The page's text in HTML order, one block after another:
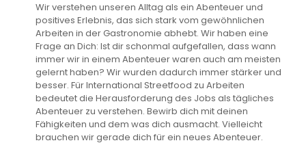
Wir verstehen unseren Alltag als ein Abenteuer und
positives Erlebnis, das sich stark vom gewöhnlichen
Arbeiten in der Gastronomie abhebt. Wir haben eine
Frage an Dich: Ist dir schonmal aufgefallen, dass wann
immer wir in einem Abenteuer waren auch am meisten
gelernt haben? Wir wurden dadurch immer stärker und
besser. Für International Streetfood zu Arbeiten
bedeutet die Herausforderung des Jobs als tägliches
Abenteuer zu verstehen. Bewirb dich mit deinen
Fähigkeiten und dem was dich ausmacht. Vielleicht
brauchen wir gerade dich für ein neues Abenteuer.